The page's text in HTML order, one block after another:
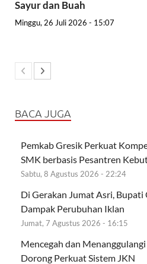
Sayur dan Buah
Minggu, 26 Juli 2026 - 15:07
BACA JUGA
Pemkab Gresik Perkuat
SMK berbasis Pesantren
Sabtu, 8 Agustus 2026 - 22:24
Di Gerakan Jumat Asri,
Dampak Perubuhan Iklan
Jumat, 7 Agustus 2026 - 16:15
Mencegah dan
Dorong Perkuat Sistem JKN